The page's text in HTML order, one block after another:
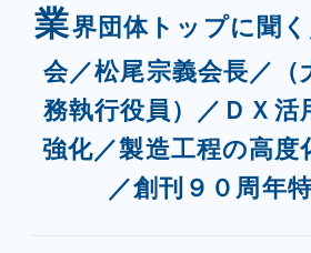
業界団体トップに聞
会／松尾宗義会長／（
務執行役員）／ＤＸ活
強化／製造工程の高度
／創刊９０周年